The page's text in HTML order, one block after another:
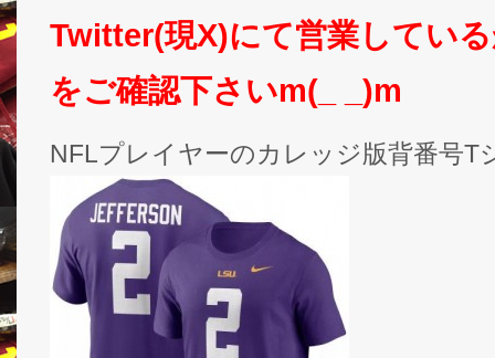
Twitter(現X)にて営業してい
をご確認下さいm(_ _)m
NFLプレイヤーのカレッジ版背番号T